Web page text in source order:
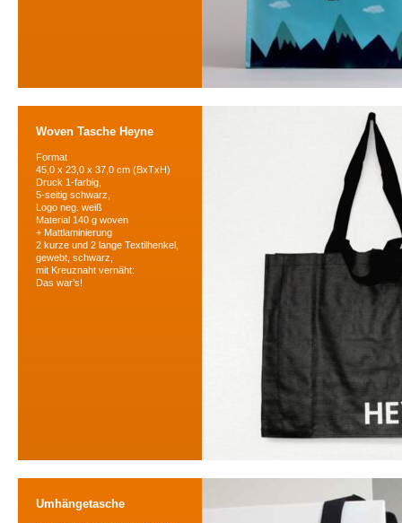
Woven Tasche Heyne
Format
45,0 x 23,0 x 37,0 cm (BxTxH)
Druck 1-farbig,
5-seitig schwarz,
Logo neg. weiß
Material 140 g woven
+ Mattlaminierung
2 kurze und 2 lange Textilhenkel,
gewebt, schwarz,
mit Kreuznaht vernäht:
Das war’s!
Umhängetasche